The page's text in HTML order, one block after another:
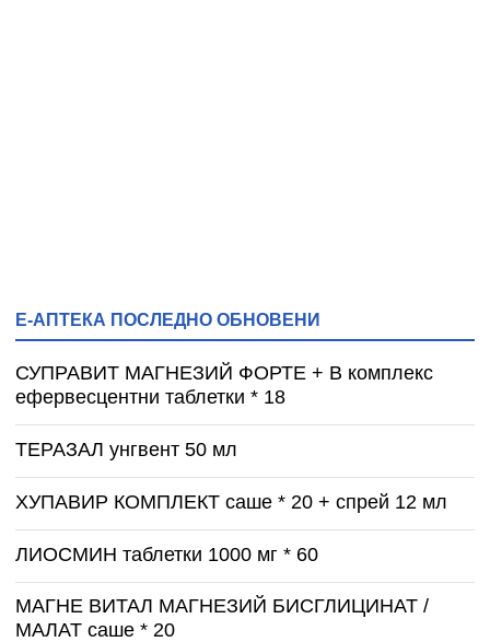
Е-АПТЕКА ПОСЛЕДНО ОБНОВЕНИ
СУПРАВИТ МАГНЕЗИЙ ФОРТЕ + B комплекс
ефервесцентни таблетки * 18
ТЕРАЗАЛ унгвент 50 мл
ХУПАВИР КОМПЛЕКТ саше * 20 + спрей 12 мл
ЛИОСМИН таблетки 1000 мг * 60
МАГНЕ ВИТАЛ МАГНЕЗИЙ БИСГЛИЦИНАТ /
МАЛАТ саше * 20